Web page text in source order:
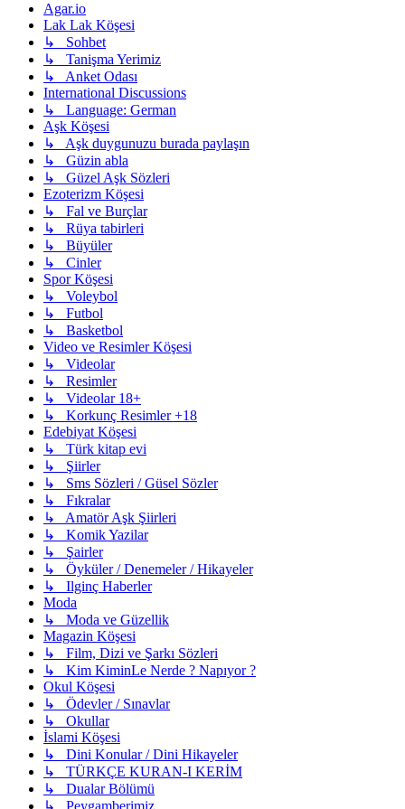
Agar.io
Lak Lak Köşesi
↳ Sohbet
↳ Tanişma Yerimiz
↳ Anket Odası
International Discussions
↳ Language: German
Aşk Köşesi
↳ Aşk duygunuzu burada paylaşın
↳ Güzin abla
↳ Güzel Aşk Sözleri
Ezoterizm Köşesi
↳ Fal ve Burçlar
↳ Rüya tabirleri
↳ Büyüler
↳ Cinler
Spor Köşesi
↳ Voleybol
↳ Futbol
↳ Basketbol
Video ve Resimler Köşesi
↳ Videolar
↳ Resimler
↳ Videolar 18+
↳ Korkunç Resimler +18
Edebiyat Köşesi
↳ Türk kitap evi
↳ Şiirler
↳ Sms Sözleri / Güsel Sözler
↳ Fıkralar
↳ Amatör Aşk Şiirleri
↳ Komik Yazilar
↳ Şairler
↳ Öyküler / Denemeler / Hikayeler
↳ Ilginç Haberler
Moda
↳ Moda ve Güzellik
Magazin Köşesi
↳ Film, Dizi ve Şarkı Sözleri
↳ Kim KiminLe Nerde ? Napıyor ?
Okul Köşesi
↳ Ödevler / Sınavlar
↳ Okullar
İslami Köşesi
↳ Dini Konular / Dini Hikayeler
↳ TÜRKÇE KURAN-I KERİM
↳ Dualar Bölümü